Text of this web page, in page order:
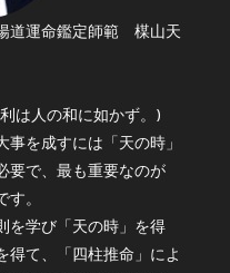
運命鑑定師範 楳山天
は人の和に如かず。)
を成すには「天の時」
要で、最も重要なのが
。
を学び「天の時」を得
得て、「四柱推命」によ